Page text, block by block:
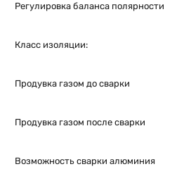
Регулировка баланса полярности
Класс изоляции:
Продувка газом до сварки
Продувка газом после сварки
Возможность сварки алюминия